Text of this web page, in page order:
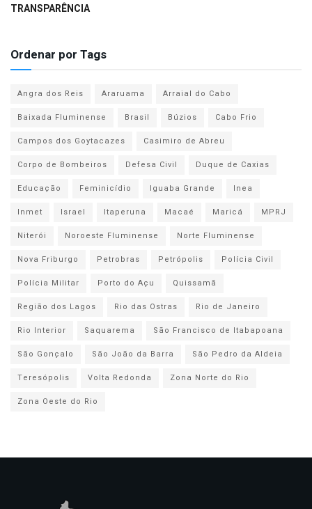
TRANSPARÊNCIA
Ordenar por Tags
Angra dos Reis Araruama
Arraial do Cabo
Baixada Fluminense
Brasil Búzios
Cabo Frio
Campos dos Goytacazes
Casimiro de Abreu
Corpo de Bombeiros
Defesa Civil
Duque de Caxias
Educação
Feminicídio Iguaba Grande
Inea
Inmet
Israel Itaperuna Macaé Maricá
MPRJ
Niterói
Noroeste Fluminense
Norte Fluminense
Nova Friburgo
Petrobras Petrópolis
Polícia Civil
Polícia Militar
Porto do Açu
Quissamã
Região dos Lagos
Rio das Ostras
Rio de Janeiro
Rio Interior
Saquarema
São Francisco de Itabapoana
São Gonçalo
São João da Barra
São Pedro da Aldeia
Teresópolis
Volta Redonda
Zona Norte do Rio
Zona Oeste do Rio